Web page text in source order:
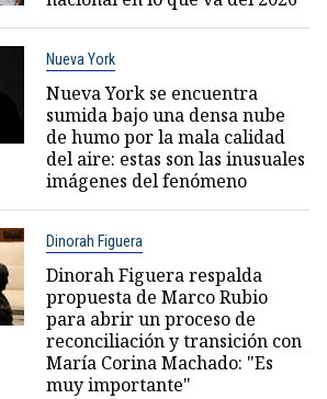
Nueva York
Nueva York se encuentra
sumida bajo una densa nube
de humo por la mala calidad
del aire: estas son las inusuales
imágenes del fenómeno
Dinorah Figuera
Dinorah Figuera respalda
propuesta de Marco Rubio
para abrir un proceso de
reconciliación y transición con
María Corina Machado: "Es
muy importante"